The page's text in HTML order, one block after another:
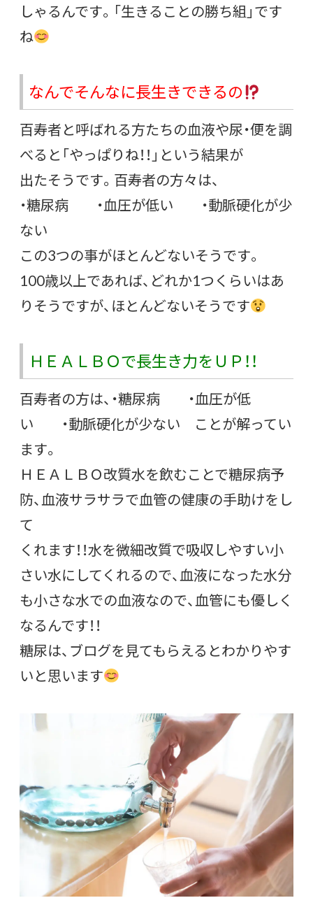
しゃるんです。「生きることの勝ち組」です
ね
なんでそんなに長生きできるの
百寿者と呼ばれる方たちの血液や尿・便を調
べると「やっぱりね！！」という結果が
出たそうです。百寿者の方々は、
・糖尿病 ・血圧が低い ・動脈硬化が少
ない
この3つの事がほとんどないそうです。
100歳以上であれば、どれか1つくらいはあ
りそうですが、ほとんどないそうです
ＨＥＡＬＢＯで長生き力をＵＰ！！
百寿者の方は、・糖尿病 ・血圧が低
い ・動脈硬化が少ない ことが解ってい
ます。
ＨＥＡＬＢＯ改質水を飲むことで糖尿病予
防、血液サラサラで血管の健康の手助けをし
て
くれます！！水を微細改質で吸収しやすい小
さい水にしてくれるので、血液になった水分
も小さな水での血液なので、血管にも優しく
なるんです！！
糖尿は、ブログを見てもらえるとわかりやす
いと思います